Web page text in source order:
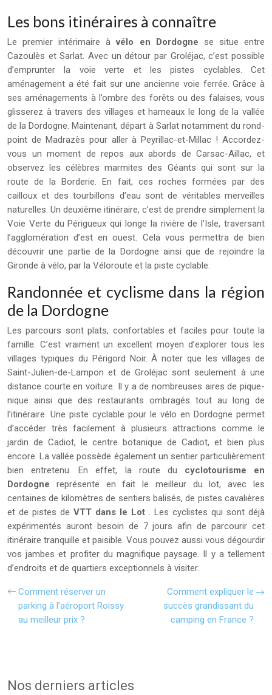
Les bons itinéraires à connaître
Le premier intérimaire àvélo en Dordogne se situe entre
Cazoulès et Sarlat. Avec un détour par Groléjac, c’est possible
d’emprunter la voie verte et les pistes cyclables. Cet
aménagement a été fait sur une ancienne voie ferrée. Grâce à
ses aménagements à l’ombre des forêts ou des falaises, vous
glisserez à travers des villages et hameaux le long de la vallée
de la Dordogne. Maintenant, départ à Sarlat notamment du rond-
point de Madrazès pour aller à Peyrillac-et-Millac ! Accordez-
vous un moment de repos aux abords de Carsac-Aillac, et
observez les célèbres marmites des Géants qui sont sur la
route de la Borderie. En fait, ces roches formées par des
cailloux et des tourbillons d’eau sont de véritables merveilles
naturelles. Un deuxième itinéraire, c’est de prendre simplement la
Voie Verte du Périgueux qui longe la rivière de l’Isle, traversant
l’agglomération d’est en ouest. Cela vous permettra de bien
découvrir une partie de la Dordogne ainsi que de rejoindre la
Gironde à vélo, par la Véloroute et la piste cyclable.
Randonnée et cyclisme dans la région
de la Dordogne
Les parcours sont plats, confortables et faciles pour toute la
famille. C’est vraiment un excellent moyen d’explorer tous les
villages typiques du Périgord Noir. À noter que les villages de
Saint-Julien-de-Lampon et de Groléjac sont seulement à une
distance courte en voiture. Il y a de nombreuses aires de pique-
nique ainsi que des restaurants ombragés tout au long de
l’itinéraire. Une piste cyclable pour le vélo en Dordogne permet
d’accéder très facilement à plusieurs attractions comme le
jardin de Cadiot, le centre botanique de Cadiot, et bien plus
encore. La vallée possède également un sentier particulièrement
bien entretenu. En effet, la route du cyclotourisme en
Dordogne représente en fait le meilleur du lot, avec les
centaines de kilomètres de sentiers balisés, de pistes cavalières
et de pistes de VTT dans le Lot . Les cyclistes qui sont déjà
expérimentés auront besoin de 7 jours afin de parcourir cet
itinéraire tranquille et paisible. Vous pouvez aussi vous dégourdir
vos jambes et profiter du magnifique paysage. Il y a tellement
d’endroits et de quartiers exceptionnels à visiter.
Comment réserver un
parking à l’aéroport Roissy
au meilleur prix ?
Comment expliquer le
succès grandissant du
camping en France ?
Nos derniers articles